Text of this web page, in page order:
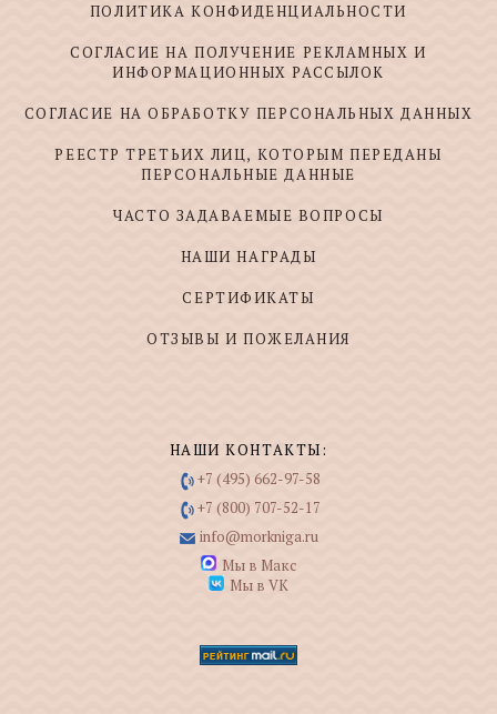
ПОЛИТИКА КОНФИДЕНЦИАЛЬНОСТИ
СОГЛАСИЕ НА ПОЛУЧЕНИЕ РЕКЛАМНЫХ И
ИНФОРМАЦИОННЫХ РАССЫЛОК
СОГЛАСИЕ НА ОБРАБОТКУ ПЕРСОНАЛЬНЫХ ДАННЫХ
РЕЕСТР ТРЕТЬИХ ЛИЦ, КОТОРЫМ ПЕРЕДАНЫ
ПЕРСОНАЛЬНЫЕ ДАННЫЕ
ЧАСТО ЗАДАВАЕМЫЕ ВОПРОСЫ
НАШИ НАГРАДЫ
СЕРТИФИКАТЫ
ОТЗЫВЫ И ПОЖЕЛАНИЯ
НАШИ КОНТАКТЫ:
+7 (495) 662-97-58
+7 (800) 707-52-17
info@morkniga.ru
Мы в Макс
Мы в VK